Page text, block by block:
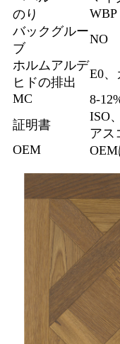
のり
WBP
バックグルー
ブ
NO
ホルムアルデ
ヒドの排出
E0
MC
8-
証明書
ISO
アス
OEM